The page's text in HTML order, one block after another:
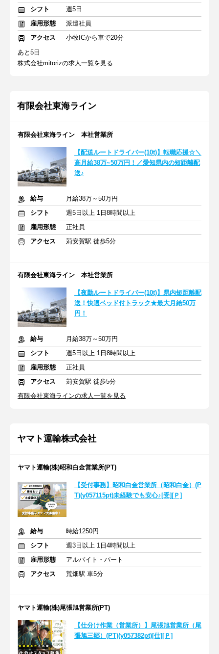
シフト
週5日
雇用形態
派遣社員
アクセス
小牧ICから車で20分
あと5日
株式会社mitorizの求人一覧を見る
有限会社東海ライン
有限会社東海ライン 本社営業所
【配送ルートドライバー(10t)】転職応援☆＼
高月給38万~50万円！／愛知県内の短距離配
送♪
給与
月給38万～50万円
シフト
週5日以上 1日8時間以上
雇用形態
正社員
アクセス
苅安賀駅 徒歩5分
有限会社東海ライン 本社営業所
【夜勤ルートドライバー(10t)】県内短距離配
送！快適ベッド付トラック★最大月給50万
円！
給与
月給38万～50万円
シフト
週5日以上 1日8時間以上
雇用形態
正社員
アクセス
苅安賀駅 徒歩5分
有限会社東海ラインの求人一覧を見る
ヤマト運輸株式会社
ヤマト運輸(株)昭和白金営業所(PT)
【受付事務】昭和白金営業所（昭和白金）(P
T)(y057115pt)未経験でも安心♪[受][Ｐ]
給与
時給1250円
シフト
週3日以上 1日4時間以上
雇用形態
アルバイト・パート
アクセス
荒畑駅 車5分
ヤマト運輸(株)尾張旭営業所(PT)
【仕分け作業（営業所）】尾張旭営業所（尾
張旭三郷）(PT)(y057382pt)[仕][Ｐ]